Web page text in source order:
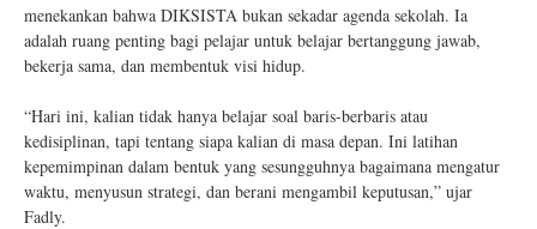
menekankan bahwa DIKSISTA bukan sekadar agenda sekolah. Ia
adalah ruang penting bagi pelajar untuk belajar bertanggung jawab,
bekerja sama, dan membentuk visi hidup.
“Hari ini, kalian tidak hanya belajar soal baris-berbaris atau
kedisiplinan, tapi tentang siapa kalian di masa depan. Ini latihan
kepemimpinan dalam bentuk yang sesungguhnya bagaimana mengatur
waktu, menyusun strategi, dan berani mengambil keputusan,” ujar
Fadly.